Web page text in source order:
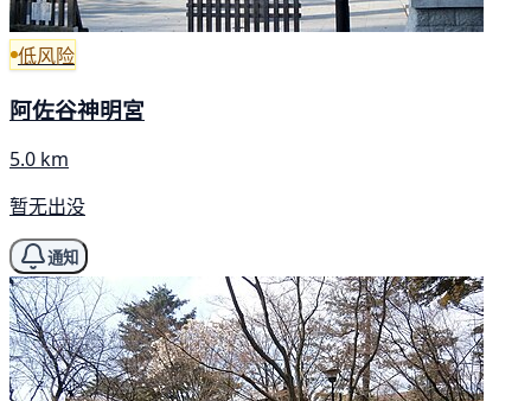
低风险
阿佐谷神明宮
5.0 km
暂无出没
通知